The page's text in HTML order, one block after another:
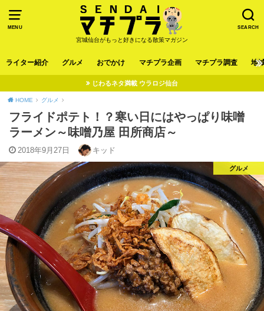
MENU SEARCH
宮城仙台がもっと好きになる散策マガジン
ライター紹介 グルメ おでかけ マチプラ企画 マチプラ調査 地
じわるネタ満載 ウラロジ仙台
HOME グルメ
フライドポテト！？寒い日にはやっぱり味噌
ラーメン～味噌乃屋 田所商店～
2018年9月27日 キッド
グルメ